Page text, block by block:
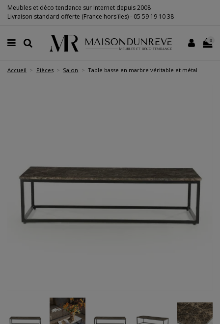
Meubles et déco tendance sur Internet depuis 2008
Livraison standard offerte (France hors îles) - 05 59 19 10 38
0
Accueil Pièces Salon Table basse en marbre véritable et métal